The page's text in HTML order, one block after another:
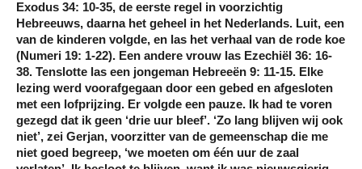
Exodus 34: 10-35, de eerste regel in voorzichtig
Hebreeuws, daarna het geheel in het Nederlands. Luit, een
van de kinderen volgde, en las het verhaal van de rode koe
(Numeri 19: 1-22). Een andere vrouw las Ezechiël 36: 16-
38. Tenslotte las een jongeman Hebreeën 9: 11-15. Elke
lezing werd voorafgegaan door een gebed en afgesloten
met een lofprijzing. Er volgde een pauze. Ik had te voren
gezegd dat ik geen ‘drie uur bleef’. ‘Zo lang blijven wij ook
niet’, zei Gerjan, voorzitter van de gemeenschap die me
niet goed begreep, ‘we moeten om één uur de zaal